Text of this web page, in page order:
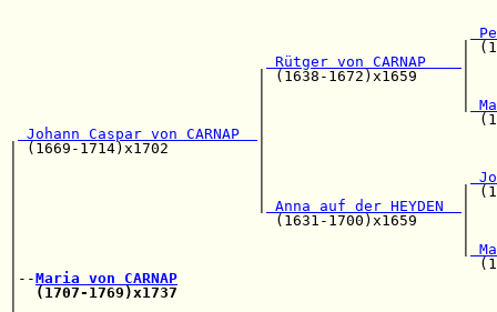
Rütger von CARNAP
|
|
Johann Caspar von CARNAP
| (1669-
|                           |                      |
Anna auf der HEYDEN
|                             (1631-
|
|--Maria von CARNAP
(1707-1769)x1737